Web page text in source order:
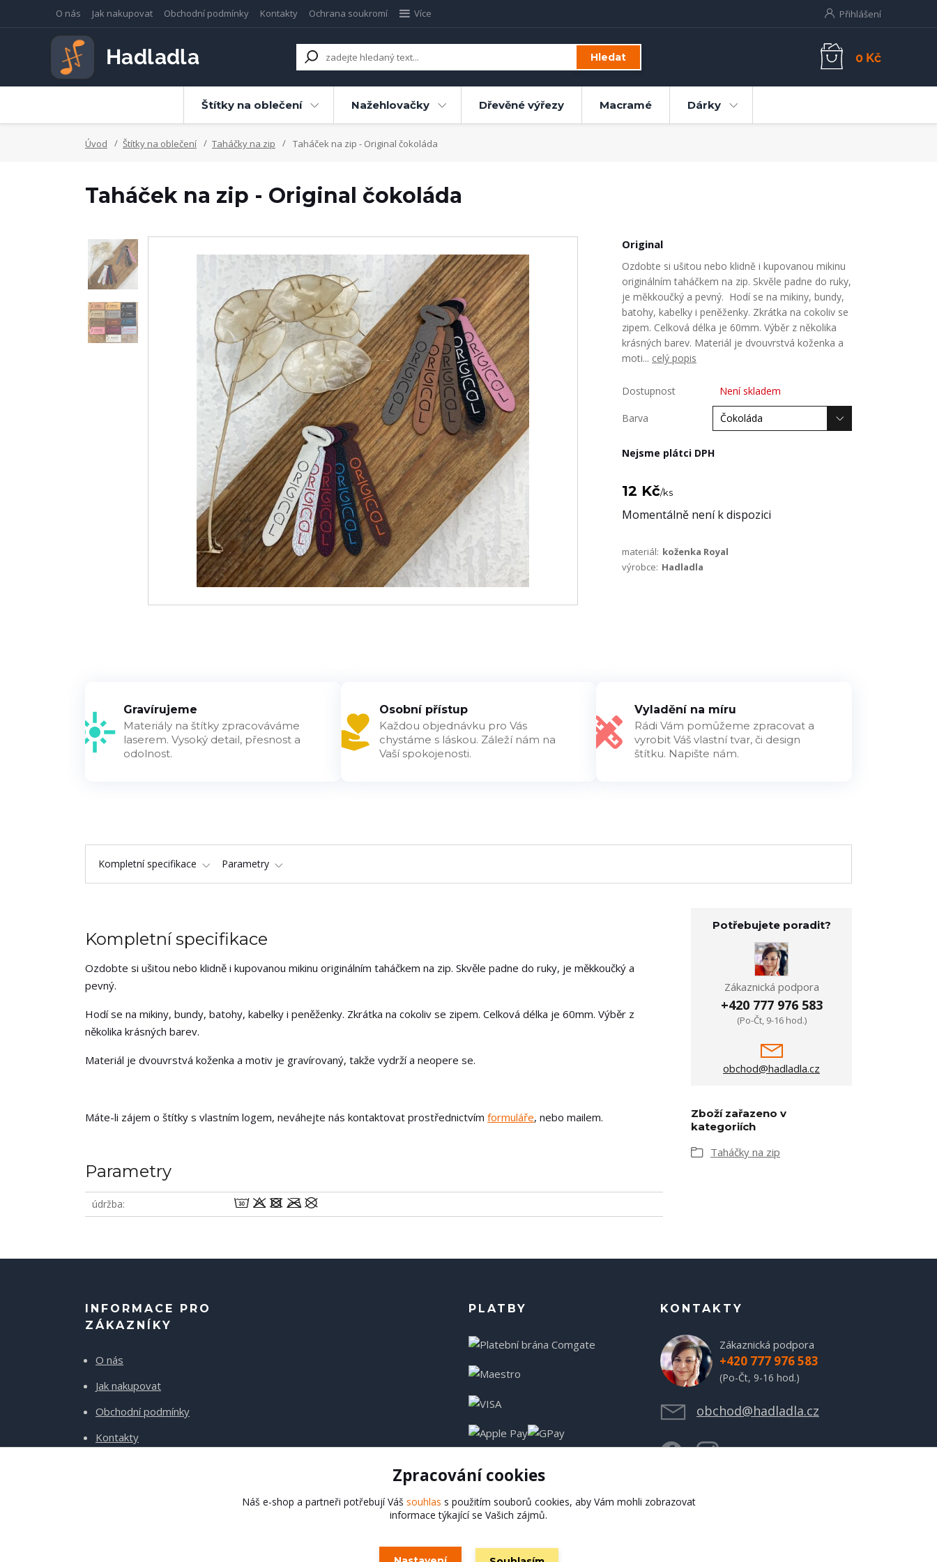
O nás Jak nakupovat Obchodní podmínky Kontakty Ochrana soukromí Více Přihlášení
Hledat 0 Kč
Štítky na oblečení Nažehlovačky Dřevěné výřezy Macramé Dárky
Úvod Štítky na oblečení Taháčky na zip Taháček na zip - Original čokoláda
Taháček na zip - Original čokoláda
Original
Ozdobte si ušitou nebo klidně i kupovanou mikinu
originálním taháčkem na zip. Skvěle padne do ruky,
je měkkoučký a pevný. Hodí se na mikiny, bundy,
batohy, kabelky i peněženky. Zkrátka na cokoliv se
zipem. Celková délka je 60mm. Výběr z několika
krásných barev. Materiál je dvouvrstvá koženka a
moti... celý popis
Dostupnost Není skladem
Barva
Nejsme plátci DPH
12 Kč/ks
Momentálně není k dispozici
materiál: koženka Royal
výrobce: Hadladla
Gravírujeme
Materiály na štítky zpracováváme
laserem. Vysoký detail, přesnost a
odolnost.
Osobní přístup
Každou objednávku pro Vás
chystáme s láskou. Záleží nám na
Vaší spokojenosti.
Vyladění na míru
Rádi Vám pomůžeme zpracovat a
vyrobit Váš vlastní tvar, či design
štítku. Napište nám.
Kompletní specifikace Parametry
Kompletní specifikace
Ozdobte si ušitou nebo klidně i kupovanou mikinu originálním taháčkem na zip. Skvěle padne do ruky, je měkkoučký a
pevný.
Hodí se na mikiny, bundy, batohy, kabelky i peněženky. Zkrátka na cokoliv se zipem. Celková délka je 60mm. Výběr z
několika krásných barev.
Materiál je dvouvrstvá koženka a motiv je gravírovaný, takže vydrží a neopere se.
Máte-li zájem o štítky s vlastním logem, neváhejte nás kontaktovat prostřednictvím formuláře, nebo mailem.
Parametry
údržba wodmU
Potřebujete poradit?
Zákaznická podpora
+420 777 976 583
(Po-Čt, 9-16 hod.)
obchod@hadladla.cz
Zboží zařazeno v
kategoriích
Taháčky na zip
INFORMACE PRO
ZÁKAZNÍKY
O nás
Jak nakupovat
Obchodní podmínky
Kontakty
PLATBY KONTAKTY
Zákaznická podpora
+420 777 976 583
(Po-Čt, 9-16 hod.)
obchod@hadladla.cz
Hadladla.cz
Zpracování cookies
Náš e-shop a partneři potřebují Váš souhlas s použitím souborů cookies, aby Vám mohli zobrazovat
informace týkající se Vašich zájmů.